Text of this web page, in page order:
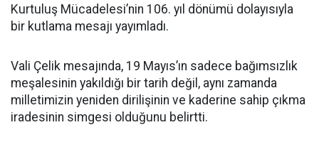
Kurtuluş Mücadelesi’nin 106. yıl dönümü dolayısıyla
bir kutlama mesajı yayımladı.
Vali Çelik mesajında, 19 Mayıs’ın sadece bağımsızlık
meşalesinin yakıldığı bir tarih değil, aynı zamanda
milletimizin yeniden dirilişinin ve kaderine sahip çıkma
iradesinin simgesi olduğunu belirtti.